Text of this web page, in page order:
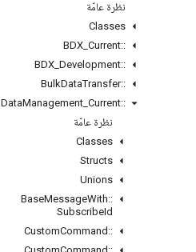
نظرة عامّة
Classes
::
BDX Current
::
BDX Development
::
BulkDataTransfer
::
DataManagement Current
نظرة عامّة
Classes
Structs
Unions
::
BaseMessageWith
SubscribeId
::
CustomCommand